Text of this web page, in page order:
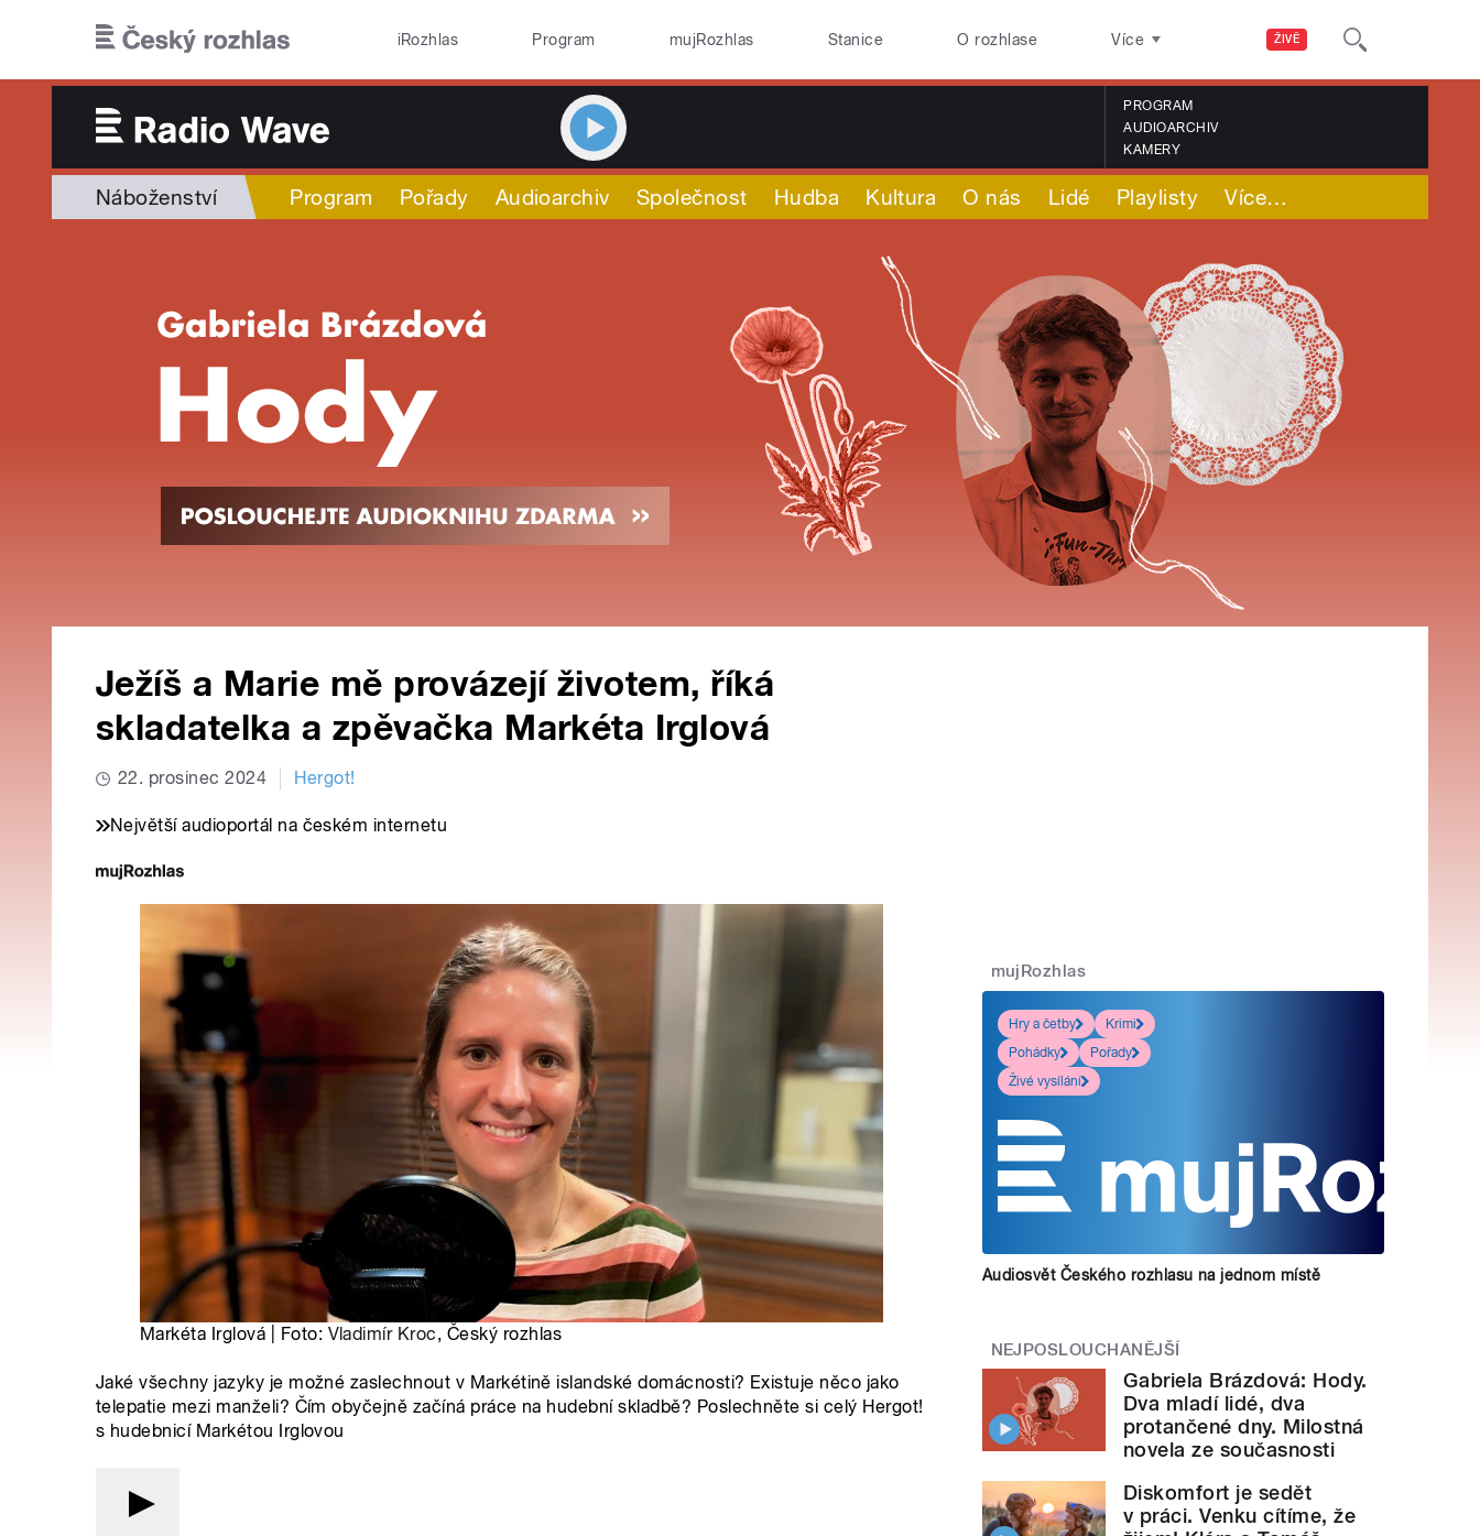
ŽIVĚ
iRozhlas Program mujRozhlas Stanice O rozhlase Více
PROGRAM
AUDIOARCHIV
KAMERY
Náboženství Program Pořady Audioarchiv Společnost Hudba Kultura O nás Lidé Playlisty Více…
Ježíš a Marie mě provázejí životem, říká
skladatelka a zpěvačka Markéta Irglová
22. prosinec 2024 Hergot!
Největší audioportál na českém internetu
Markéta Irglová | Foto: Vladimír Kroc, Český rozhlas
Jaké všechny jazyky je možné zaslechnout v Markétině islandské domácnosti? Existuje něco jako
telepatie mezi manželi? Čím obyčejně začíná práce na hudební skladbě? Poslechněte si celý Hergot!
s hudebnicí Markétou Irglovou
mujRozhlas
Hry a četby
Krimi
Pohádky
Pořady
Živé vysílání
Audiosvět Českého rozhlasu na jednom místě
NEJPOSLOUCHANĚJŠÍ
Gabriela Brázdová: Hody.
Dva mladí lidé, dva
protančené dny. Milostná
novela ze současnosti
Diskomfort je sedět
v práci. Venku cítíme, že